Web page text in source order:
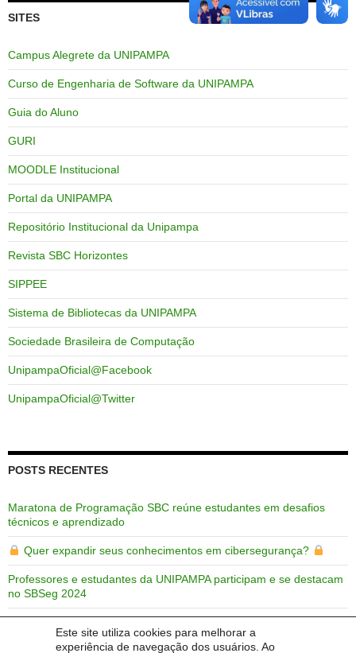
Este site utiliza cookies para melhorar a
experiência de navegação dos usuários. Ao
SITES
Campus Alegrete da UNIPAMPA
Curso de Engenharia de Software da UNIPAMPA
Guia do Aluno
GURI
MOODLE Institucional
Portal da UNIPAMPA
Repositório Institucional da Unipampa
Revista SBC Horizontes
SIPPEE
Sistema de Bibliotecas da UNIPAMPA
Sociedade Brasileira de Computação
UnipampaOficial@Facebook
UnipampaOficial@Twitter
POSTS RECENTES
Maratona de Programação SBC reúne estudantes em desafios
técnicos e aprendizado
Quer expandir seus conhecimentos em cibersegurança?
Professores e estudantes da UNIPAMPA participam e se destacam
no SBSeg 2024
Trabalhos da Ciência da Computação, Engenharia de Software e
PPGES da UNIPAMPA no SBSeg 2024